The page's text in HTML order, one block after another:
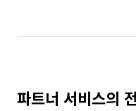
파트너 서비스의